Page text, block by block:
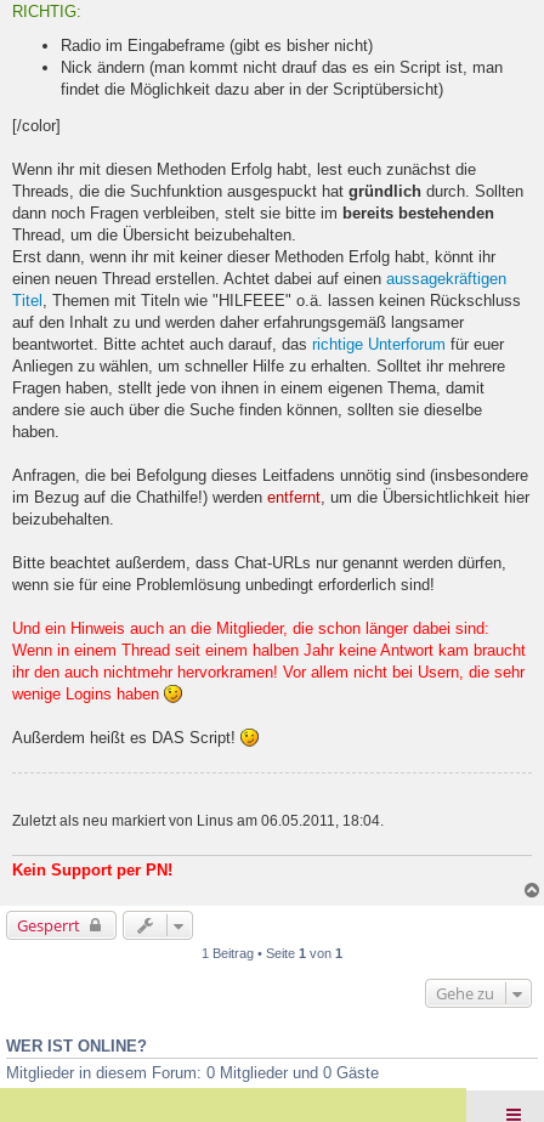
RICHTIG:
Radio im Eingabeframe (gibt es bisher nicht)
Nick ändern (man kommt nicht drauf das es ein Script ist, man
findet die Möglichkeit dazu aber in der Scriptübersicht)
[/color]
Wenn ihr mit diesen Methoden Erfolg habt, lest euch zunächst die
Threads, die die Suchfunktion ausgespuckt hat gründlich durch. Sollten
dann noch Fragen verbleiben, stelt sie bitte im bereits bestehenden
Thread, um die Übersicht beizubehalten.
Erst dann, wenn ihr mit keiner dieser Methoden Erfolg habt, könnt ihr
einen neuen Thread erstellen. Achtet dabei auf einen aussagekräftigen
Titel
, Themen mit Titeln wie "HILFEEE" o.ä. lassen keinen Rückschluss
auf den Inhalt zu und werden daher erfahrungsgemäß langsamer
beantwortet. Bitte achtet auch darauf, das richtige Unterforum für euer
Anliegen zu wählen, um schneller Hilfe zu erhalten. Solltet ihr mehrere
Fragen haben, stellt jede von ihnen in einem eigenen Thema, damit
andere sie auch über die Suche finden können, sollten sie dieselbe
haben.
Anfragen, die bei Befolgung dieses Leitfadens unnötig sind (insbesondere
im Bezug auf die Chathilfe!) werden entfernt , um die Übersichtlichkeit hier
beizubehalten.
Bitte beachtet außerdem, dass Chat-URLs nur genannt werden dürfen,
wenn sie für eine Problemlösung unbedingt erforderlich sind!
Und ein Hinweis auch an die Mitglieder, die schon länger dabei sind:
Wenn in einem Thread seit einem halben Jahr keine Antwort kam braucht
ihr den auch nichtmehr hervorkramen! Vor allem nicht bei Usern, die sehr
wenige Logins haben
Außerdem heißt es DAS Script!
Zuletzt als neu markiert von Linus am 06.05.2011, 18:04.
Kein Support per PN!
Gesperrt
1 Beitrag • Seite 1 von 1
Gehe zu
WER IST ONLINE?
Mitglieder in diesem Forum: 0 Mitglieder und 0 Gäste